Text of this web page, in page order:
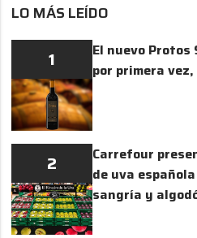
LO MÁS LEÍDO
1
El nuevo Protos
por primera
2
Carrefour
de uva
sangría y